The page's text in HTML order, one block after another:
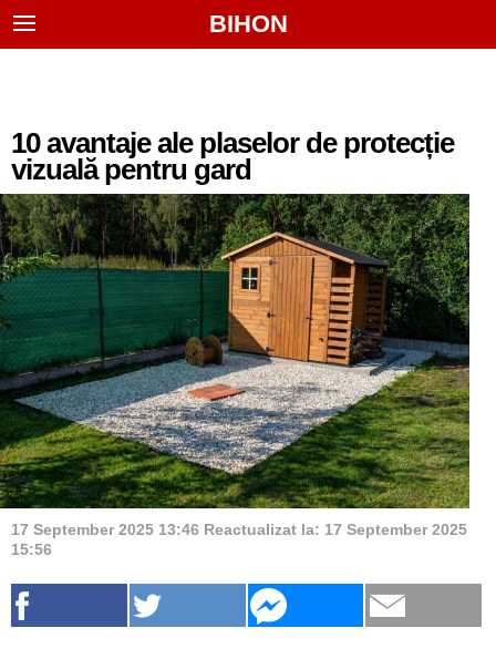
BIHON
10 avantaje ale plaselor de protecție
vizuală pentru gard
17 September 2025 13:46 Reactualizat la: 17 September 2025
15:56